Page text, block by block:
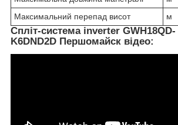
Максимальний перепад висот
м
Спліт-система inverter GWH18QD-
K6DND2D Першомайск відео: